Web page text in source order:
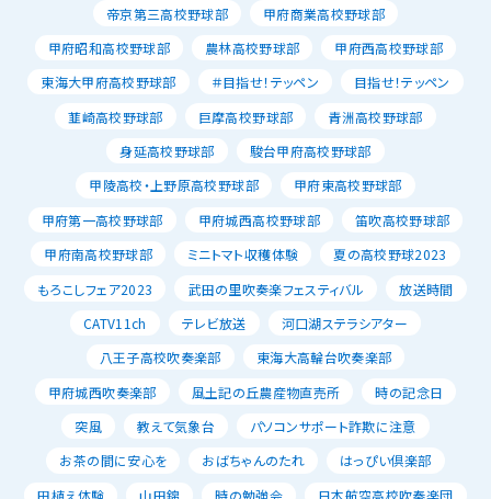
帝京第三高校野球部
甲府商業高校野球部
甲府昭和高校野球部
農林高校野球部
甲府西高校野球部
東海大甲府高校野球部
＃目指せ！テッペン
目指せ！テッペン
韮崎高校野球部
巨摩高校野球部
青洲高校野球部
身延高校野球部
駿台甲府高校野球部
甲陵高校・上野原高校野球部
甲府東高校野球部
甲府第一高校野球部
甲府城西高校野球部
笛吹高校野球部
甲府南高校野球部
ミニトマト収穫体験
夏の高校野球2023
もろこしフェア2023
武田の里吹奏楽フェスティバル
放送時間
CATV11ch
テレビ放送
河口湖ステラシアター
八王子高校吹奏楽部
東海大高輪台吹奏楽部
甲府城西吹奏楽部
風土記の丘農産物直売所
時の記念日
突風
教えて気象台
パソコンサポート詐欺に注意
お茶の間に安心を
おばちゃんのたれ
はっぴい倶楽部
田植え体験
山田錦 時の勉強会
日本航空高校吹奏楽団